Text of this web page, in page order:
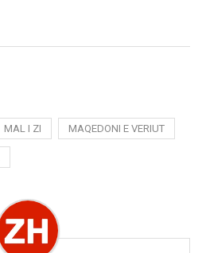
MAL I ZI MAQEDONI E VERIUT